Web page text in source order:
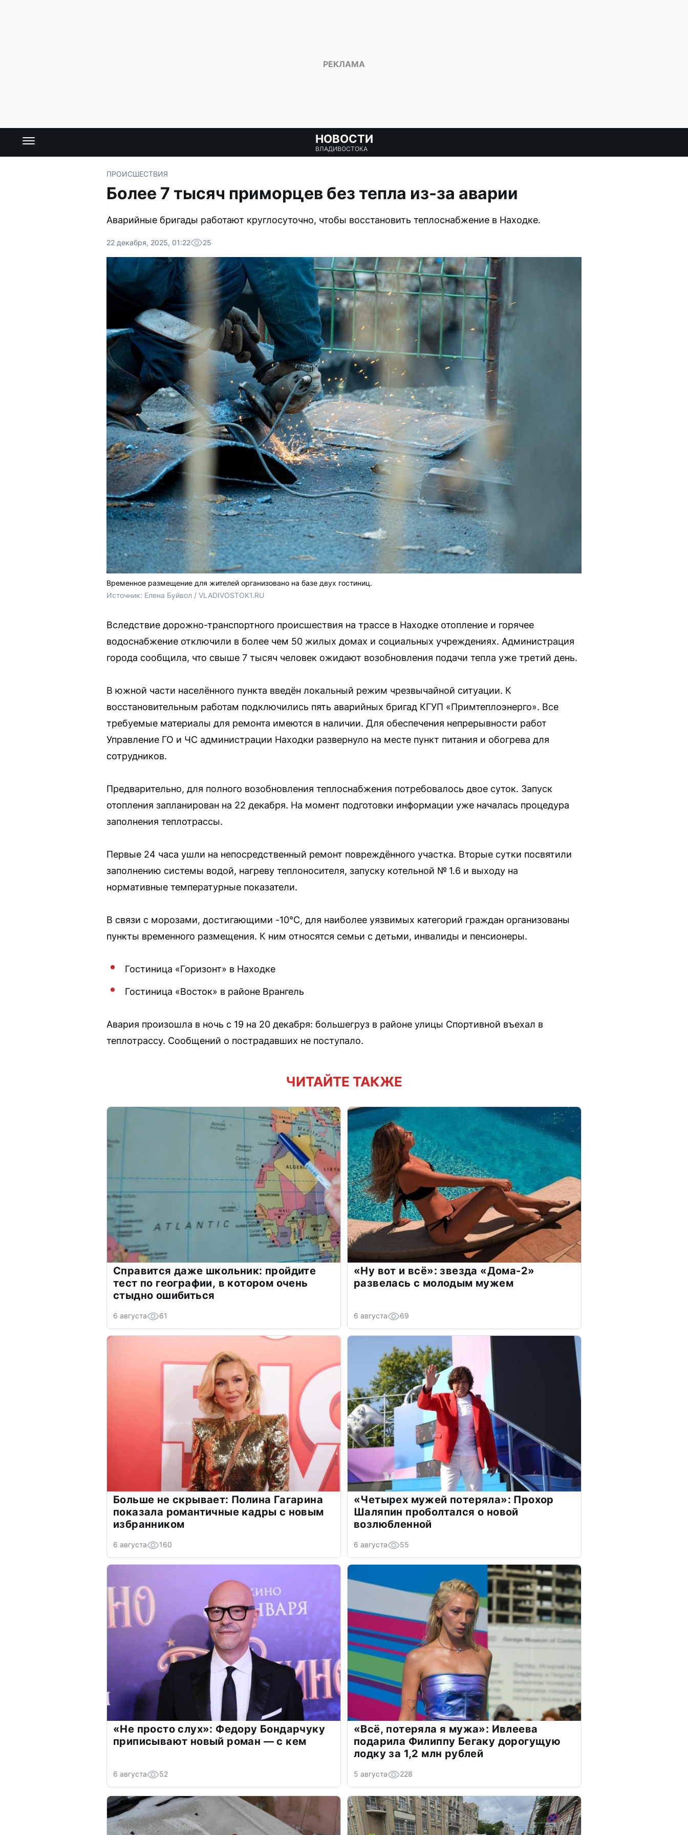
НОВОСТИ
ВЛАДИВОСТОКА
ПРОИСШЕСТВИЯ
Более 7 тысяч приморцев без тепла из-за аварии
Аварийные бригады работают круглосуточно, чтобы восстановить теплоснабжение в Находке.
22 декабря, 2025, 01:22 25
Временное размещение для жителей организовано на базе двух гостиниц.
Источник: Елена Буйвол / VLADIVOSTOK1.RU
Вследствие дорожно-транспортного происшествия на трассе в Находке отопление и горячее
водоснабжение отключили в более чем 50 жилых домах и социальных учреждениях. Администрация
города сообщила, что свыше 7 тысяч человек ожидают возобновления подачи тепла уже третий день.
В южной части населённого пункта введён локальный режим чрезвычайной ситуации. К
восстановительным работам подключились пять аварийных бригад КГУП «Примтеплоэнерго». Все
требуемые материалы для ремонта имеются в наличии. Для обеспечения непрерывности работ
Управление ГО и ЧС администрации Находки развернуло на месте пункт питания и обогрева для
сотрудников.
Предварительно, для полного возобновления теплоснабжения потребовалось двое суток. Запуск
отопления запланирован на 22 декабря. На момент подготовки информации уже началась процедура
заполнения теплотрассы.
Первые 24 часа ушли на непосредственный ремонт повреждённого участка. Вторые сутки посвятили
заполнению системы водой, нагреву теплоносителя, запуску котельной № 1.6 и выходу на
нормативные температурные показатели.
В связи с морозами, достигающими -10°C, для наиболее уязвимых категорий граждан организованы
пункты временного размещения. К ним относятся семьи с детьми, инвалиды и пенсионеры.
Гостиница «Горизонт» в Находке
Гостиница «Восток» в районе Врангель
Авария произошла в ночь с 19 на 20 декабря: большегруз в районе улицы Спортивной въехал в
теплотрассу. Сообщений о пострадавших не поступало.
ЧИТАЙТЕ ТАКЖЕ
Справится даже школьник: пройдите
тест по географии, в котором очень
стыдно ошибиться
6 августа 61
«Ну вот и всё»: звезда «Дома-2»
развелась с молодым мужем
6 августа 69
Больше не скрывает: Полина Гагарина
показала романтичные кадры с новым
избранником
6 августа 160
«Четырех мужей потеряла»: Прохор
Шаляпин проболтался о новой
возлюбленной
6 августа 55
«Не просто слух»: Федору Бондарчуку
приписывают новый роман — с кем
6 августа 52
«Всё, потеряла я мужа»: Ивлеева
подарила Филиппу Бегаку дорогущую
лодку за 1,2 млн рублей
5 августа 228